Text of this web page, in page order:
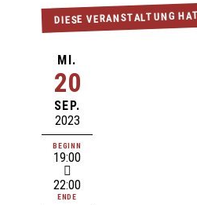
DIESE VERANSTALTUNG
MI.
20
SEP.
2023
BEGINN
19:00
22:00
ENDE